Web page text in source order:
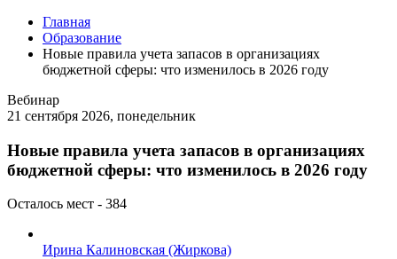
Главная
Образование
Новые правила учета запасов в организациях
бюджетной сферы: что изменилось в 2026 году
Вебинар
21 сентября 2026, понедельник
Новые правила учета запасов в организациях
бюджетной сферы: что изменилось в 2026 году
Осталось мест - 384
Ирина Калиновская (Жиркова)